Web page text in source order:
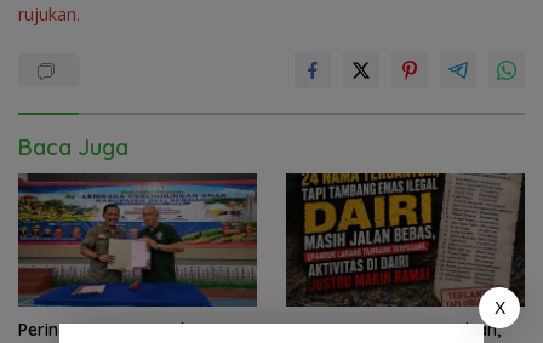
rujukan.
Baca Juga
Peringatan Hari Anak
2 Minggu Tanpa Jawaban,
X